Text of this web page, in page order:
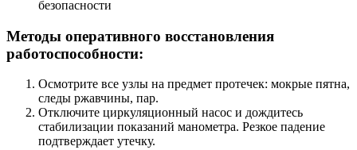
безопасности
Методы оперативного восстановления
работоспособности:
Осмотрите все узлы на предмет протечек: мокрые пятна,
следы ржавчины, пар.
Отключите циркуляционный насос и дождитесь
стабилизации показаний манометра. Резкое падение
подтверждает утечку.